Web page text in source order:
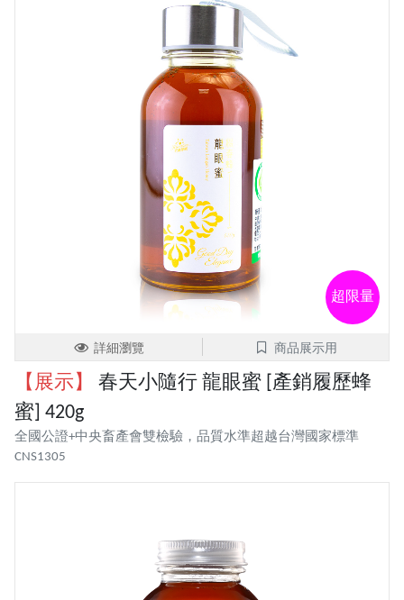
超限量
詳細瀏覽 商品展示用
【展示】
春天小隨行 龍眼蜜 [產銷履歷蜂
蜜] 420g
全國公證+中央畜產會雙檢驗，品質水準超越台灣國家標準
CNS1305